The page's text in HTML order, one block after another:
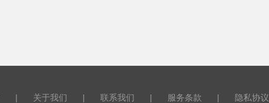
| 关于我们 | 联系我们 | 服务条款 | 隐私协议